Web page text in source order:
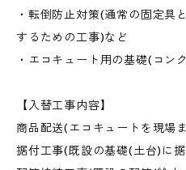
・転倒防止対策(通常の固定具
するための工事)など
・エコキュート用の基礎(コン
【入替工事内容】
商品配送(エコキュートを現場
据付工事(既設の基礎(土台)に